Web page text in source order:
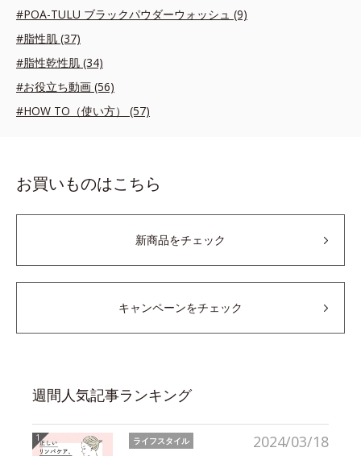
#POA-TULU ブラックパウダーウォッシュ (9)
#脂性肌 (37)
#脂性乾性肌 (34)
#お役立ち動画 (56)
#HOW TO（使い方） (57)
お買いものはこちら
新商品をチェック
キャンペーンをチェック
週間人気記事ランキング
2024/03/18
ライフスタイル